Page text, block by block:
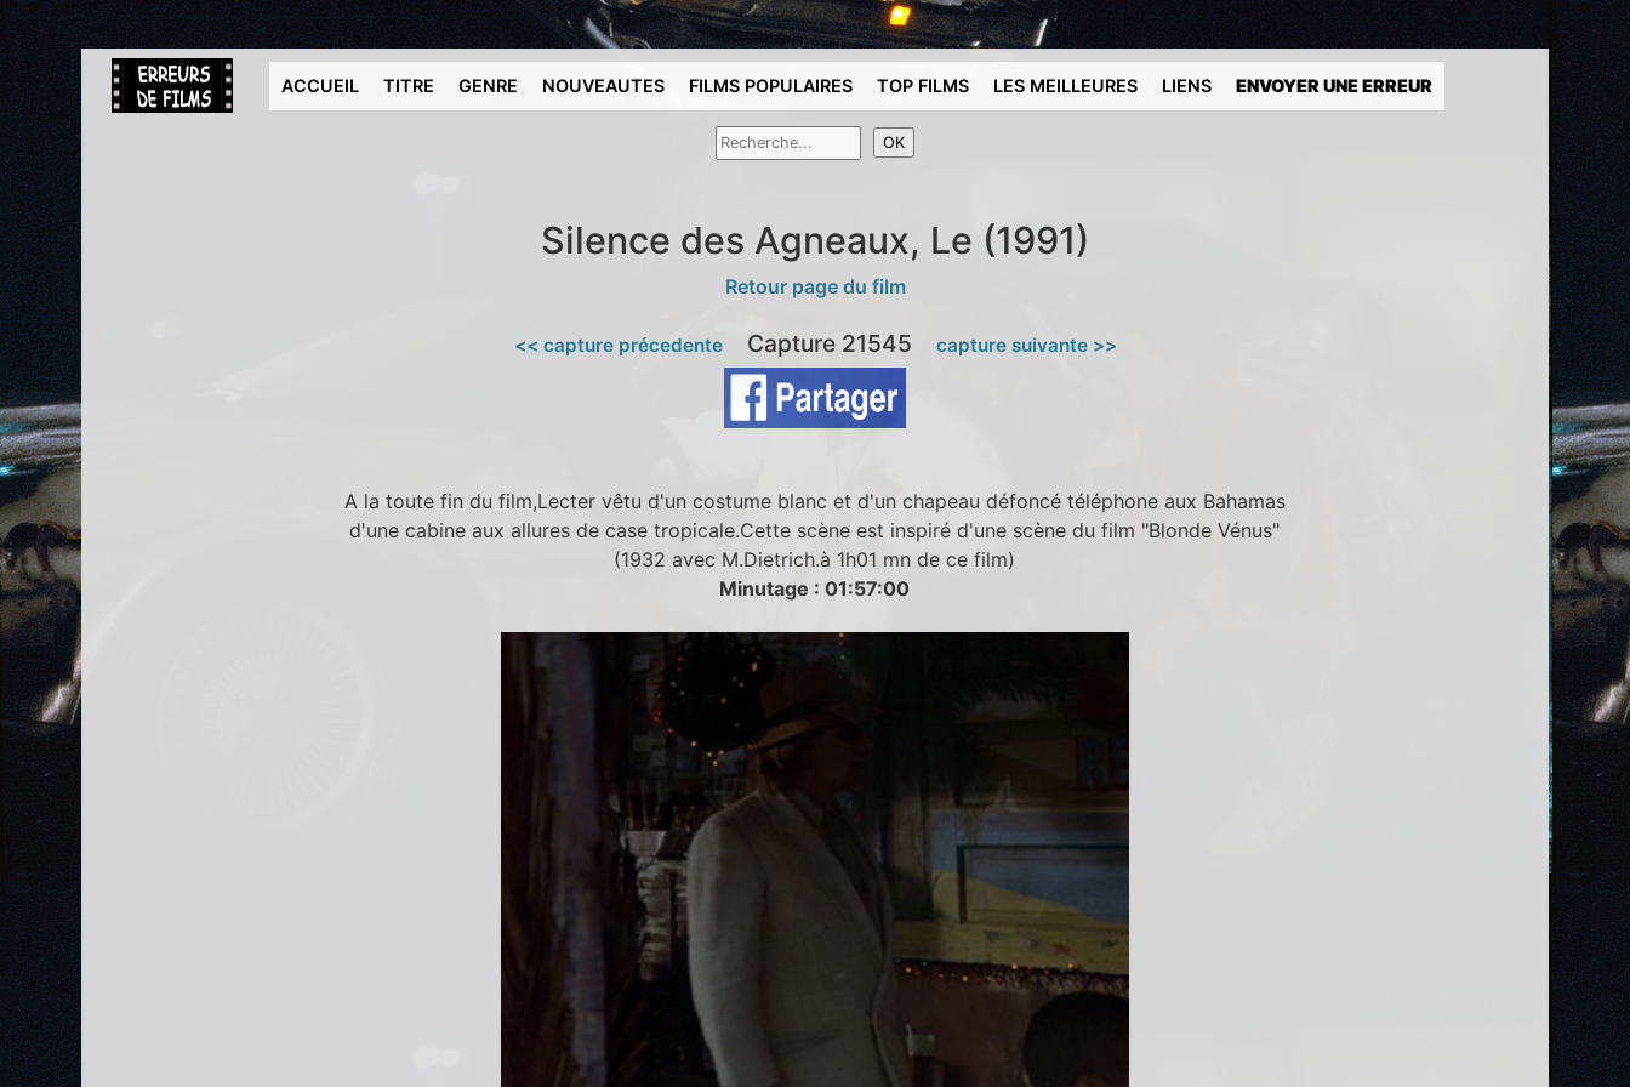
ACCUEIL TITRE GENRE NOUVEAUTES FILMS POPULAIRES TOP FILMS LES MEILLEURES LIENS ENVOYER UNE ERREUR
Silence des Agneaux, Le (1991)
Retour page du film
<< capture précedenteCapture 21545 capture suivante >>
A la toute fin du film,Lecter vêtu d'un costume blanc et d'un chapeau défoncé téléphone aux Bahamas
d'une cabine aux allures de case tropicale.Cette scène est inspiré d'une scène du film "Blonde Vénus"
(1932 avec M.Dietrich.à 1h01 mn de ce film)
Minutage : 01:57:00